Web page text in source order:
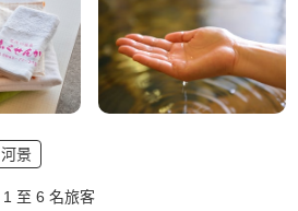
河景
1 至 6 名旅客